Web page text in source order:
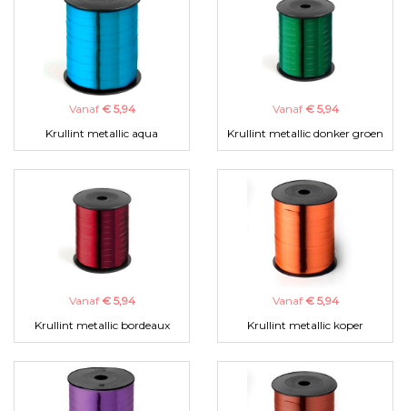
Vanaf € 5,94
Krullint metallic aqua
Vanaf € 5,94
Krullint metallic donker groen
Vanaf € 5,94
Krullint metallic bordeaux
Vanaf € 5,94
Krullint metallic koper